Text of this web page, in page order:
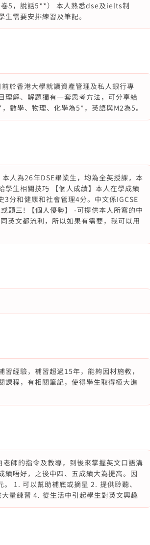
5，說話5**） 本人熟悉dse及ielts制
需要安排練習及筆記。
於香港大學就讀資產管理及私人銀行專
理解、解題獨有一套思考方法，可分享給
數學、物理、化學為5*，英語與M2為5。
為26年DSE畢業生，均為全英授課，本
學生相關技巧 【個人成績】本人在學成績
分和健康和社會管理4分。中文係IGCSE
頭三! 【個人優勢】 -可提供本人所寫的中
英文都流利，所以如果有需要，我可以用
經驗，補習超過15年，能夠因材施教，
課程，有相關筆記，使得學生取得極大進
師的指令及教導，到後來掌握英文口語溝
績唔好，之後中四、五成績大為提高。因
1. 可以幫助補底或摘星 2. ⁠提供聆聽、
量練習 4. ⁠從生活中引起學生對英文興趣